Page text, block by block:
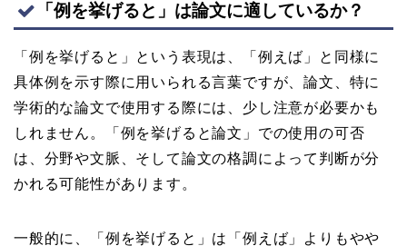
「例を挙げると」は論文に適しているか？
「例を挙げると」という表現は、「例えば」と同様に
具体例を示す際に用いられる言葉ですが、論文、特に
学術的な論文で使用する際には、少し注意が必要かも
しれません。「例を挙げると論文」での使用の可否
は、分野や文脈、そして論文の格調によって判断が分
かれる可能性があります。
一般的に、「例を挙げると」は「例えば」よりもやや